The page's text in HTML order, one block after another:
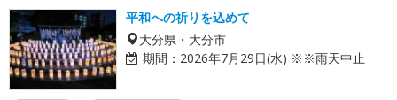
平和への祈りを込めて
大分県・大分市
期間： 2026年7月29日(水) ※※雨天中止